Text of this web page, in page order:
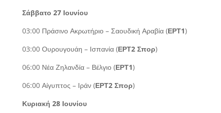
Σάββατο 27 Ιουνίου
03:00 Πράσινο Ακρωτήριο – Σαουδική Αραβία (ΕΡΤ1)
03:00 Ουρουγουάη – Ισπανία (ΕΡΤ2 Σπορ)
06:00 Νέα Ζηλανδία – Βέλγιο (ΕΡΤ1)
06:00 Αίγυπτος – Ιράν (ΕΡΤ2 Σπορ)
Κυριακή 28 Ιουνίου